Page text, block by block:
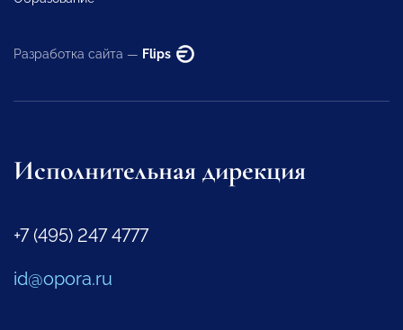
Разработка сайта — Flips
Исполнительная дирекция
+7 (495) 247 4777
id@opora.ru